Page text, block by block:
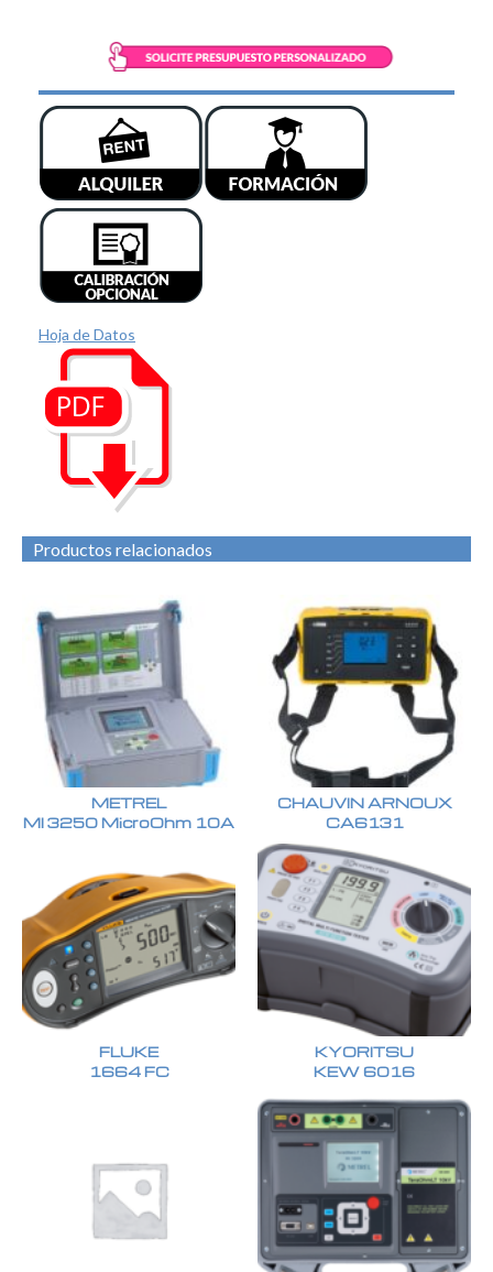
Hoja de Datos
Productos relacionados
METREL
MI 3250 MicroOhm 10A
CHAUVIN ARNOUX
CA6131
FLUKE
1664 FC
KYORITSU
KEW 6016